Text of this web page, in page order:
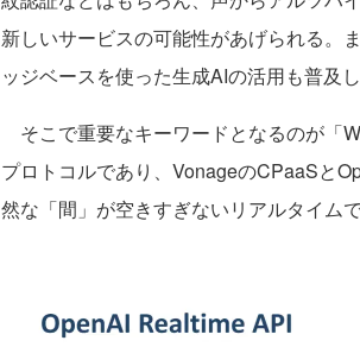
新しいサービスの可能性があげられる。
ッジベースを使った生成AIの活用も普及
そこで重要なキーワードとなるのが「
プロトコルであり、VonageのCPaaSと
然な「間」が空きすぎないリアルタイム